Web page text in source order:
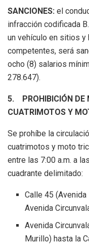
SANCIONES: el
infracción codificada
un vehículo en sitios
competentes, será
ocho (8) salarios
278.647).
5. PROHIBICIÓN
CUATRIMOTOS Y
Se prohíbe la
cuatrimotos y moto
entre las 7:00 a.m. a
cuadrante delimitado:
Calle 45
Avenida
Avenida
Murillo) hasta la